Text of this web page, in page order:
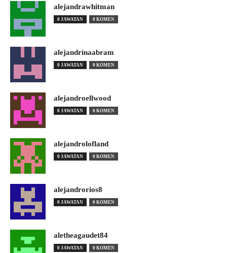
alejandrawhitman
0 JAWATAN 0 KOMEN
alejandrinaabram
0 JAWATAN 0 KOMEN
alejandroellwood
0 JAWATAN 0 KOMEN
alejandrolofland
0 JAWATAN 0 KOMEN
alejandrorios8
0 JAWATAN 0 KOMEN
aletheagaudet84
0 JAWATAN 0 KOMEN